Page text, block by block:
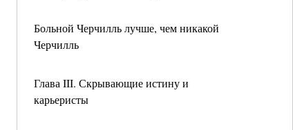
Больной Черчилль лучше, чем никакой
Черчилль
Глава III. Скрывающие истину и
карьеристы